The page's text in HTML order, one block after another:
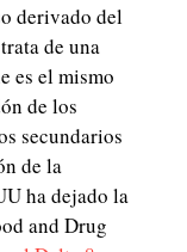
derivado del
de una
es el mismo
de los
secundarios
de la
ha dejado la
and Drug